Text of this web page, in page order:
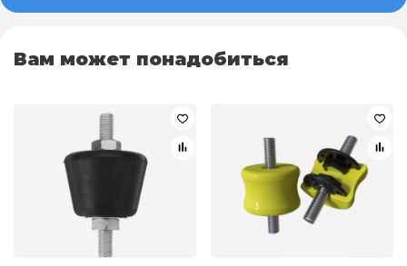
Вам может понадобиться